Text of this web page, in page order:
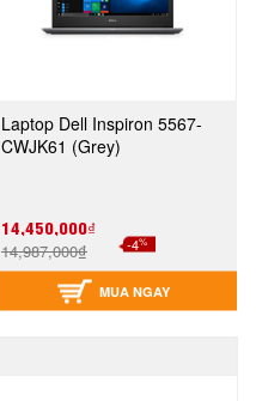
Laptop Dell Inspiron 5567-
CWJK61 (Grey)
14,450,000₫
14,987,000₫ -4%
MUA NGAY